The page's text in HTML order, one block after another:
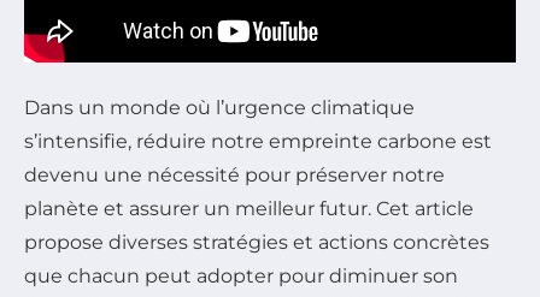
Dans un monde où l’urgence climatique
s’intensifie, réduire notre empreinte carbone est
devenu une nécessité pour préserver notre
planète et assurer un meilleur futur. Cet article
propose diverses stratégies et actions concrètes
que chacun peut adopter pour diminuer son